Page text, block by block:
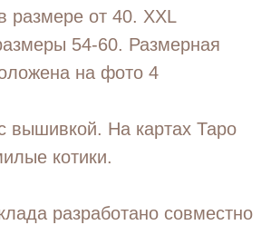
размере от 40. XXL
54-60. Размерная
на фото 4
вышивкой. На картах Таро
котики.
разработано совместно